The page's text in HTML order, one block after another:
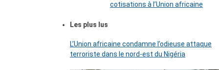
cotisations à l’Union africaine
Les plus lus
L’Union africaine condamne l’odieuse attaque
terroriste dans le nord-est du Nigéria